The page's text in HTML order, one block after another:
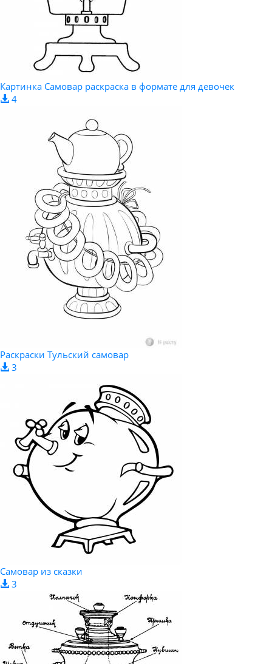
Картинка Самовар раскраска в формате для девочек
4
Раскраски Тульский самовар
3
Самовар из сказки
3